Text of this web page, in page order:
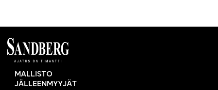
MALLISTO
JÄLLEENMYYJÄT